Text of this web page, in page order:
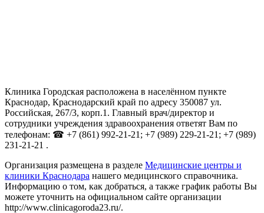
Клиника Городская расположена в населённом пункте
Краснодар, Краснодарский край по адресу 350087 ул.
Российская, 267/3, корп.1. Главный врач/директор и
сотрудники учреждения здравоохранения ответят Вам по
телефонам: ☎ +7 (861) 992-21-21; +7 (989) 229-21-21; +7 (989)
231-21-21 .
Организация размещена в разделе Медицинские центры и
клиники Краснодара нашего медицинского справочника.
Информацию о том, как добраться, а также график работы Вы
можете уточнить на официальном сайте организации
http://www.clinicagoroda23.ru/.